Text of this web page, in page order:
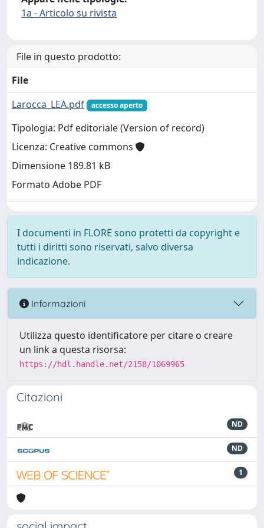
1a - Articolo su rivista
File in questo prodotto:
File
Larocca_LEA.pdf
accesso aperto
Tipologia: Pdf editoriale (Version of record)
Licenza: Creative commons
Dimensione 189.81 kB
Formato Adobe PDF
I documenti in FLORE sono protetti da copyright e
tutti i diritti sono riservati, salvo diversa
indicazione.
Informazioni
Utilizza questo identificatore per citare o creare
un link a questa risorsa:
https://hdl.handle.net/2158/1069965
Citazioni
ND
ND
1